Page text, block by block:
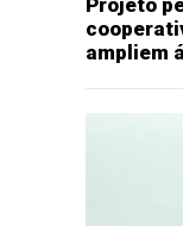
Projeto
ampliem